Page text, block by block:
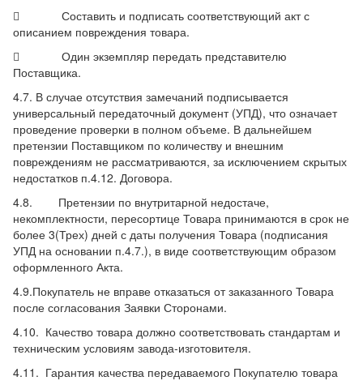
 Составить и подписать соответствующий акт с
описанием повреждения товара.
 Один экземпляр передать представителю
Поставщика.
4.7. В случае отсутствия замечаний подписывается
универсальный передаточный документ (УПД), что означает
проведение проверки в полном объеме. В дальнейшем
претензии Поставщиком по количеству и внешним
повреждениям не рассматриваются, за исключением скрытых
недостатков п.4.12. Договора.
4.8. Претензии по внутритарной недостаче,
некомплектности, пересортице Товара принимаются в срок не
более 3(Трех) дней с даты получения Товара (подписания
УПД на основании п.4.7.), в виде соответствующим образом
оформленного Акта.
4.9.Покупатель не вправе отказаться от заказанного Товара
после согласования Заявки Сторонами.
4.10. Качество товара должно соответствовать стандартам и
техническим условиям завода-изготовителя.
4.11. Гарантия качества передаваемого Покупателю товара